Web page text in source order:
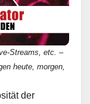
Streams, etc. –
heute, morgen,
der